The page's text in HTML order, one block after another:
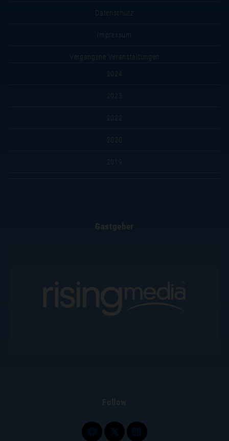
Datenschutz
Impressum
Vergangene Veranstaltungen
2024
2023
2022
2020
2019
Gastgeber
Follow